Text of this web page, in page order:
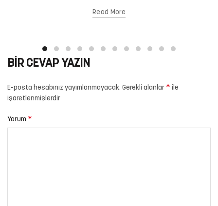
Read More
BIR CEVAP YAZIN
E-posta hesabınız yayımlanmayacak. Gerekli alanlar * ile
işaretlenmişlerdir
Yorum *